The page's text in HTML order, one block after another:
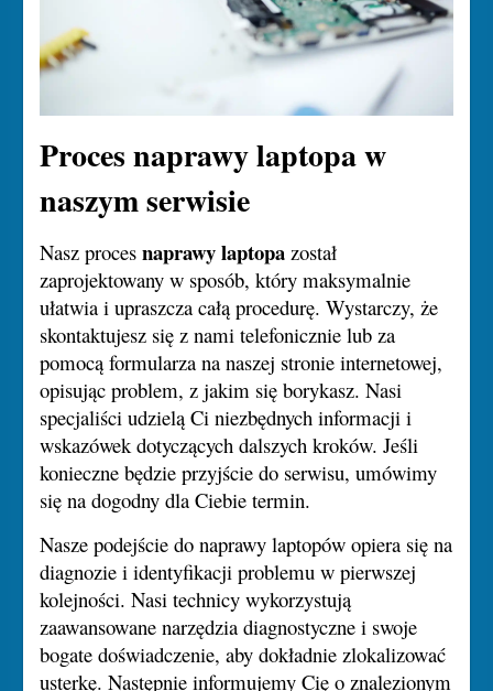
Proces naprawy laptopa w
naszym serwisie
Nasz procesnaprawy laptopa został
zaprojektowany w sposób, który maksymalnie
ułatwia i upraszcza całą procedurę. Wystarczy, że
skontaktujesz się z nami telefonicznie lub za
pomocą formularza na naszej stronie internetowej,
opisując problem, z jakim się borykasz. Nasi
specjaliści udzielą Ci niezbędnych informacji i
wskazówek dotyczących dalszych kroków. Jeśli
konieczne będzie przyjście do serwisu, umówimy
się na dogodny dla Ciebie termin.
Nasze podejście do naprawy laptopów opiera się na
diagnozie i identyfikacji problemu w pierwszej
kolejności. Nasi technicy wykorzystują
zaawansowane narzędzia diagnostyczne i swoje
bogate doświadczenie, aby dokładnie zlokalizować
usterkę. Następnie informujemy Cię o znalezionym